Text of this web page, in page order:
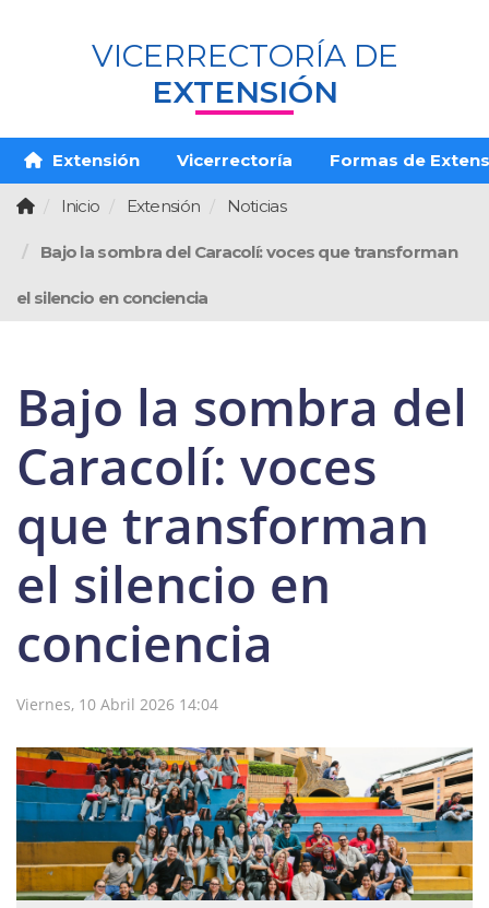
VICERRECTORÍA DE
EXTENSIÓN
Extensión Vicerrectoría Formas de
Inicio Extensión Noticias
Bajo la sombra del Caracolí: voces que transforman
el silencio en conciencia
Bajo la sombra del
Caracolí: voces
que transforman
el silencio en
conciencia
Viernes, 10 Abril 2026 14:04